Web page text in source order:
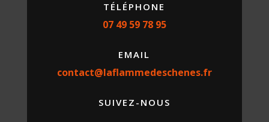
TÉLÉPHONE
07 49 59 78 95
EMAIL
contact@laflammedeschenes.fr
SUIVEZ-NOUS